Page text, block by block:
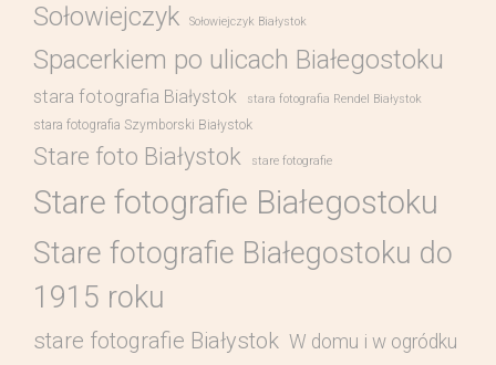
Sołowiejczyk Sołowiejczyk Białystok
Spacerkiem po ulicach Białegostoku
stara fotografia Białystok stara fotografia Rendel Białystok
stara fotografia Szymborski Białystok
Stare foto Białystok stare fotografie
Stare fotografie Białegostoku
Stare fotografie Białegostoku do
1915 roku
stare fotografie Białystok W domu i w ogródku